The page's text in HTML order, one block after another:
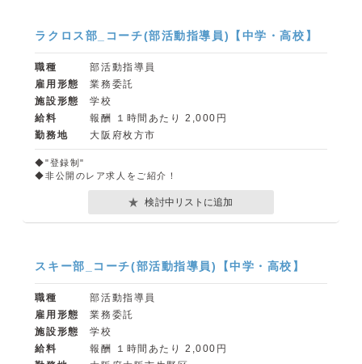
ラクロス部_コーチ(部活動指導員)【中学・高校】
職種
部活動指導員
雇用形態
業務委託
施設形態
学校
給料
報酬 １時間あたり 2,000円
勤務地
大阪府枚方市
◆"登録制"
◆非公開のレア求人をご紹介！
検討中リストに追加
スキー部_コーチ(部活動指導員)【中学・高校】
職種
部活動指導員
雇用形態
業務委託
施設形態
学校
給料
報酬 １時間あたり 2,000円